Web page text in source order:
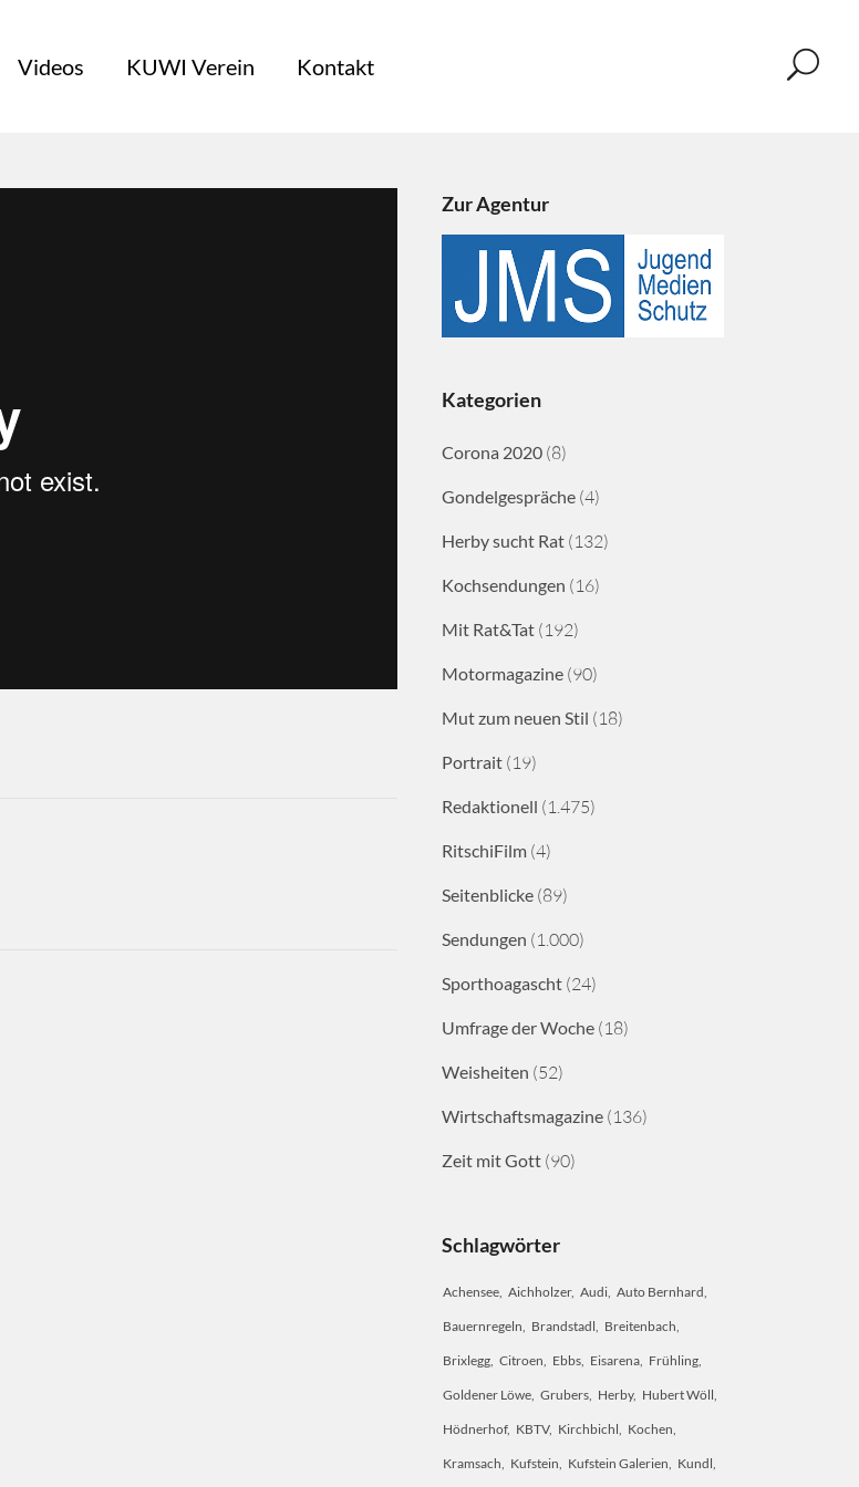
Videos KUWI Verein Kontakt
Zur Agentur
Kategorien
Corona 2020 (8)
Gondelgespräche (4)
Herby sucht Rat (132)
Kochsendungen (16)
Mit Rat&Tat (192)
Motormagazine (90)
Mut zum neuen Stil (18)
Portrait (19)
Redaktionell (1.475)
RitschiFilm (4)
Seitenblicke (89)
Sendungen (1.000)
Sporthoagascht (24)
Umfrage der Woche (18)
Weisheiten (52)
Wirtschaftsmagazine (136)
Zeit mit Gott (90)
Schlagwörter
Achensee Aichholzer Audi Auto Bernhard
Bauernregeln Brandstadl Breitenbach
Brixlegg Citroen Ebbs Eisarena Frühling
Goldener Löwe Grubers Herby Hubert Wöll
Hödnerhof KBTV Kirchbichl Kochen
Kramsach Kufstein Kufstein Galerien Kundl